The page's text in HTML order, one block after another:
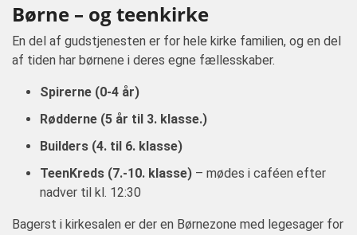
Børne – og teenkirke
En del af gudstjenesten er for hele kirke familien, og en del
af tiden har børnene i deres egne fællesskaber.
Spirerne (0-4 år)
Rødderne (5 år til 3. klasse.)
Builders (4. til 6. klasse)
TeenKreds (7.-10. klasse) – mødes i caféen efter
nadver til kl. 12:30
Bagerst i kirkesalen er der en Børnezone med legesager for